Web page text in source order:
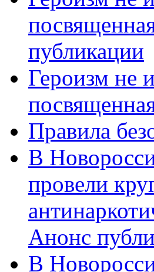
публикации
Героизм не
Правила
В
провели
Анонс
В